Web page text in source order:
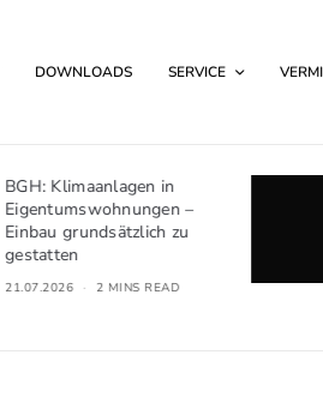
DOWNLOADS SERVICE
Kündigung wegen
des Hausfriedens:
der